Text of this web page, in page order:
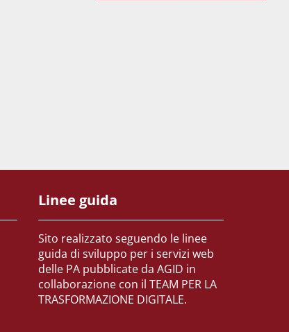
Linee guida
Sito realizzato seguendo le linee
guida di sviluppo per i servizi web
delle PA pubblicate da AGID in
collaborazione con il TEAM PER LA
TRASFORMAZIONE DIGITALE.